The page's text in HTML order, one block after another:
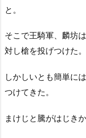
と。
そこで王騎軍、麟坊
対し槍を投げつけた。
しかしいとも簡単に
つけてきた。
まけじと騰がはじきか